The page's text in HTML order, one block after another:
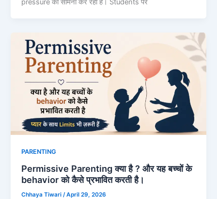
pressure का सामना कर रहा है। Students पर
PARENTING
Permissive Parenting क्या है ? और यह बच्चों के
behavior को कैसे प्रभावित करती है।
Chhaya Tiwari/April 29, 2026